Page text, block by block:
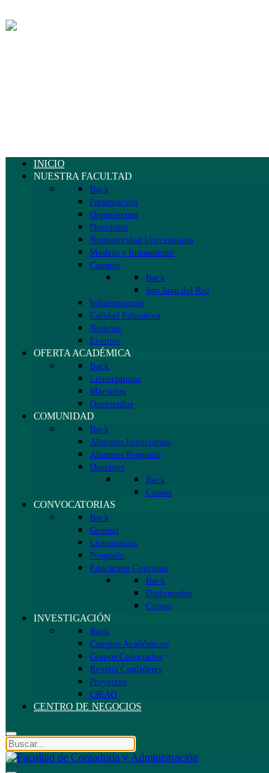
INICIO
NUESTRA FACULTAD
Back
Presentación
Organigrama
Directorio
Normatividad Universitaria
Modelo y lineamiento
Campus
Back
San Juan del Río
Infraestructura
Calidad Educativa
Noticias
Eventos
OFERTA ACADÉMICA
Back
Licenciaturas
Maestrías
Doctorados
COMUNIDAD
Back
Alumnos licenciatura
Alumnos Posgrado
Docentes
Back
Cursos
CONVOCATORIAS
Back
General
Licenciatura
Posgrado
Educación Continua
Back
Diplomados
Cursos
INVESTIGACIÓN
Back
Cuerpos Académicos
Grupos Colegiados
Revista Conlíderes
Proyectos
CIEAQ
CENTRO DE NEGOCIOS